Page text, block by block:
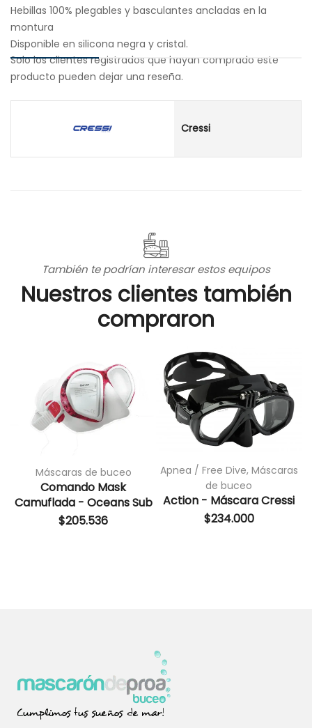
Hebillas 100% plegables y basculantes ancladas en la
montura
Disponible en silicona negra y cristal.
Solo los clientes registrados que hayan comprado este
producto pueden dejar una reseña.
Cressi
También te podrían interesar estos equipos
Nuestros clientes también
compraron
Máscaras de buceo
Comando Mask
Camuflada - Oceans Sub
$205.536
Apnea / Free Dive, Máscaras
de buceo
Action - Máscara Cressi
$234.000